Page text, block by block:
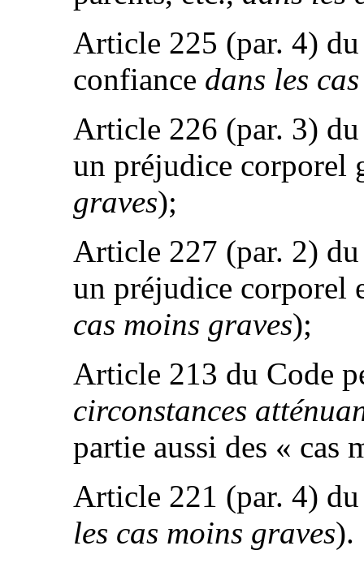
Article 225 (par. 4)
confiance dans les
Article 226 (par. 3)
un préjudice corporel
graves);
Article 227 (par. 2)
un préjudice corporel
cas moins graves);
Article 213 du Code
circonstances
partie aussi des « cas
Article 221 (par. 4)
les cas moins graves).